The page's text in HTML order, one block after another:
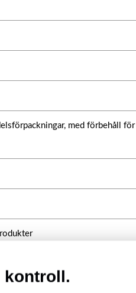
med förbehåll för
skaldjur, mejeriprodukter,
kontroll.